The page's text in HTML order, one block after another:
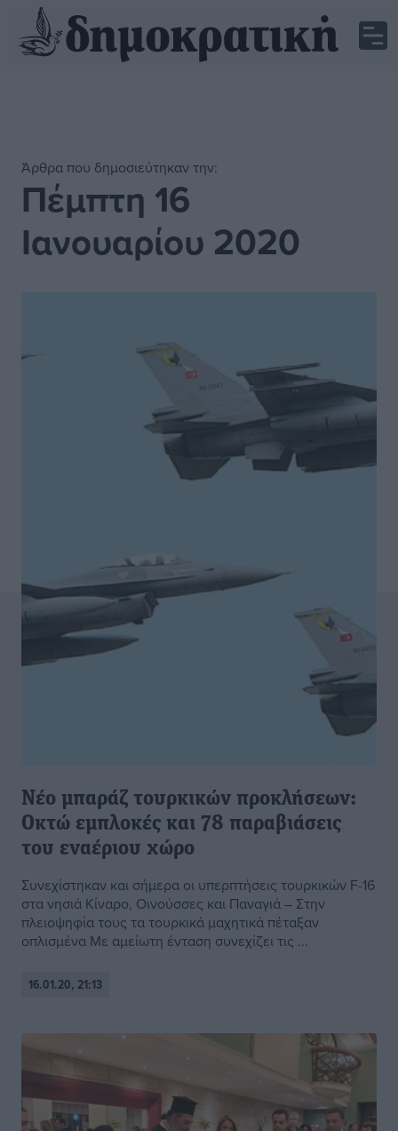
Άρθρα που δημοσιεύτηκαν την:
Πέμπτη 16
Ιανουαρίου 2020
Νέο μπαράζ τουρκικών προκλήσεων:
Οκτώ εμπλοκές και 78 παραβιάσεις
του εναέριου χώρο
Συνεχίστηκαν και σήμερα οι υπερπτήσεις τουρκικών F-16
στα νησιά Κίναρο, Οινούσσες και Παναγιά – Στην
πλειοψηφία τους τα τουρκικά μαχητικά πέταξαν
οπλισμένα Με αμείωτη ένταση συνεχίζει τις ...
16.01.20, 21:13